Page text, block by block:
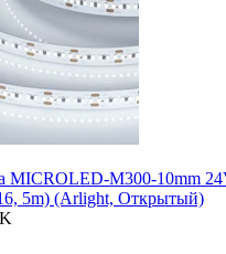
MICROLED-M300-10mm
5m) (Arlight, Открытый)